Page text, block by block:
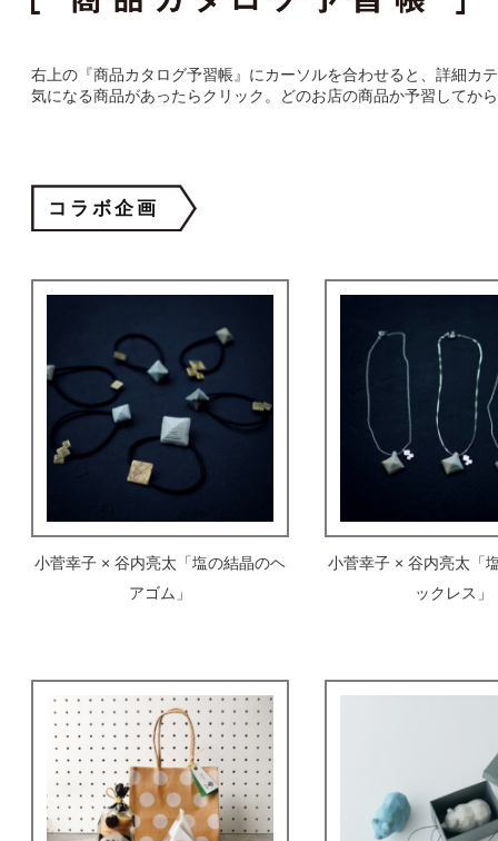
右上の『商品カタログ予習帳』にカーソルを合わせると、詳細カ
気になる商品があったらクリック。どのお店の商品か予習してか
コラボ企画
小菅幸子 × 谷内亮太「塩の結晶のヘ
アゴム」
小菅幸子 × 谷内亮太「
ックレス」